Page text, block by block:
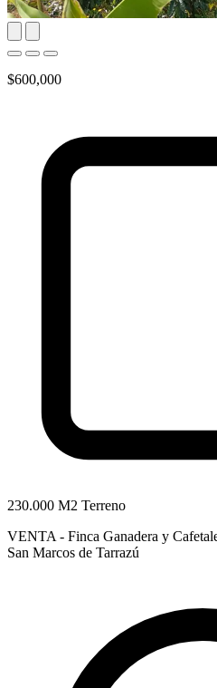
$600,000
230.000 M2 Terreno
VENTA - Finca Ganadera y
San Marcos de Tarrazú